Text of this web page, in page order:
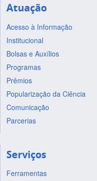
Atuação
Acesso à Informação
Institucional
Bolsas e Auxílios
Programas
Prêmios
Popularização da Ciência
Comunicação
Parcerias
Serviços
Ferramentas